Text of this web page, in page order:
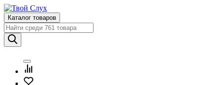
Каталог товаров